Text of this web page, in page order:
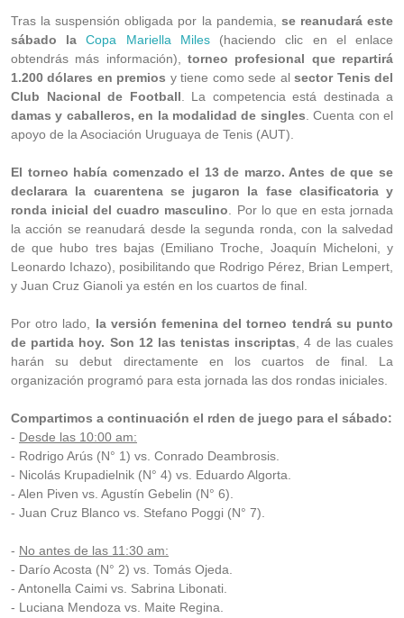
Tras la suspensión obligada por la pandemia, se reanudará este
sábado laCopa Mariella Miles
(haciendo clic en el enlace
obtendrás más información),
torneo profesional que repartirá
1.200 dólares en premios y tiene como sede alsector Tenis del
Club Nacional de Football . La competencia está destinada a
damas y caballeros, en la modalidad de singles . Cuenta con el
apoyo de la Asociación Uruguaya de Tenis (AUT).
El torneo había comenzado el 13 de marzo. Antes de que se
declarara la cuarentena se jugaron la fase clasificatoria y
ronda inicial del cuadro masculino . Por lo que en esta jornada
la acción se reanudará desde la segunda ronda, con la salvedad
de que hubo tres bajas (Emiliano Troche, Joaquín Micheloni, y
Leonardo Ichazo), posibilitando que Rodrigo Pérez, Brian Lempert,
y Juan Cruz Gianoli ya estén en los cuartos de final.
Por otro lado, la versión femenina del torneo tendrá su punto
de partida hoy. Son 12 las tenistas inscriptas , 4 de las cuales
harán su debut directamente en los cuartos de final. La
organización programó para esta jornada las dos rondas iniciales.
Compartimos a continuación el rden de juego para el sábado:
- Desde las 10:00 am:
- Rodrigo Arús (N° 1) vs. Conrado Deambrosis.
- Nicolás Krupadielnik (N° 4) vs. Eduardo Algorta.
- Alen Piven vs. Agustín Gebelin (N° 6).
- Juan Cruz Blanco vs. Stefano Poggi (N° 7).
- No antes de las 11:30 am:
- Darío Acosta (N° 2) vs. Tomás Ojeda.
- Antonella Caimi vs. Sabrina Libonati.
- Luciana Mendoza vs. Maite Regina.